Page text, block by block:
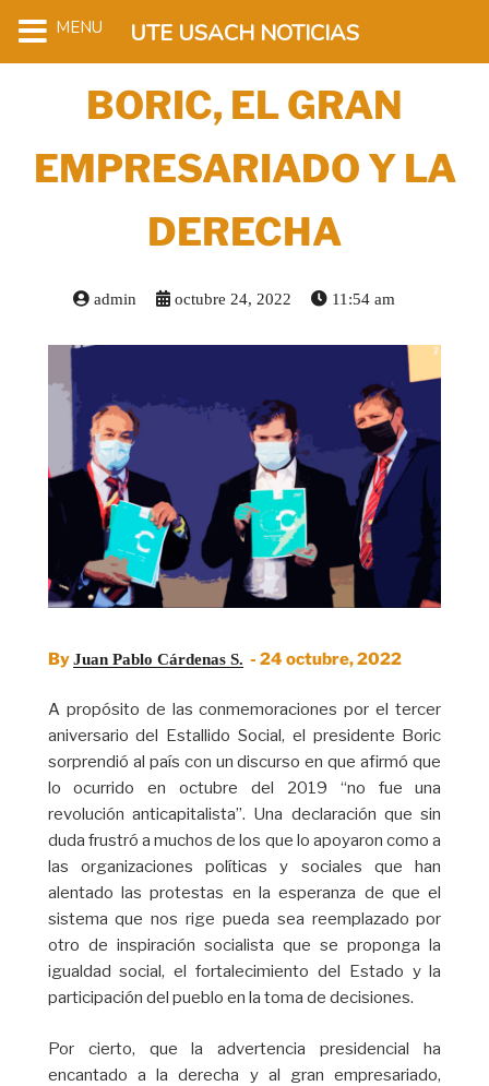
BORIC, EL GRAN
EMPRESARIADO Y LA
DERECHA
admin octubre 24, 2022 11:54 am
ByJuan Pablo Cárdenas S. - 24 octubre, 2022
A propósito de las conmemoraciones por el tercer
aniversario del Estallido Social, el presidente Boric
sorprendió al país con un discurso en que afirmó que
lo ocurrido en octubre del 2019 “no fue una
revolución anticapitalista”. Una declaración que sin
duda frustró a muchos de los que lo apoyaron como a
las organizaciones políticas y sociales que han
alentado las protestas en la esperanza de que el
sistema que nos rige pueda sea reemplazado por
otro de inspiración socialista que se proponga la
igualdad social, el fortalecimiento del Estado y la
participación del pueblo en la toma de decisiones.
Por cierto, que la advertencia presidencial ha
encantado a la derecha y al gran empresariado,
MENU UTE USACH NOTICIAS